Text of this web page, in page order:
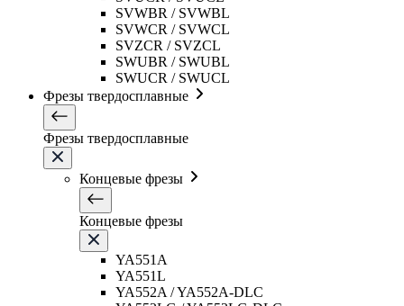
SVWBR / SVWBL
SVWCR / SVWCL
SVZCR / SVZCL
SWUBR / SWUBL
SWUCR / SWUCL
Фрезы твердосплавные
Фрезы твердосплавные
Концевые фрезы
Концевые фрезы
YA551A
YA551L
YA552A / YA552A-DLC